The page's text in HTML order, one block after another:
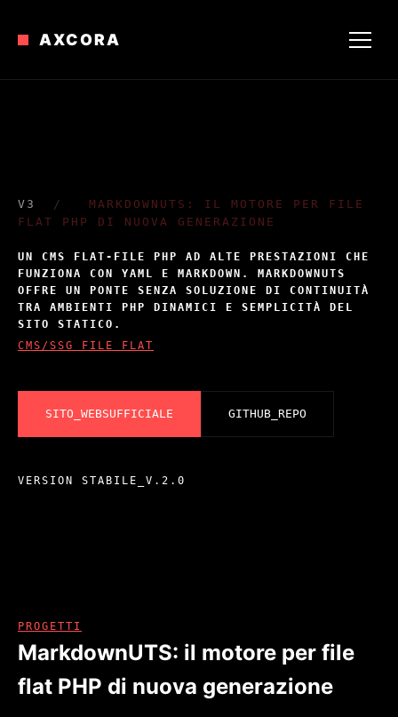
AXCORA
V3 /
MARKDOWNUTS: IL MOTORE PER FILE
FLAT PHP DI NUOVA GENERAZIONE
UN CMS FLAT-FILE PHP AD ALTE PRESTAZIONI CHE
FUNZIONA CON YAML E MARKDOWN. MARKDOWNUTS
OFFRE UN PONTE SENZA SOLUZIONE DI CONTINUITÀ
TRA AMBIENTI PHP DINAMICI E SEMPLICITÀ DEL
SITO STATICO.
CMS/SSG FILE FLAT
SITO_WEBSUFFICIALE GITHUB_REPO
VERSION STABILE_V.2.0
PROGETTI
MarkdownUTS: il motore per file
flat PHP di nuova generazione